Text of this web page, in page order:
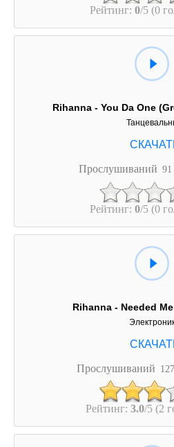
Рейтинг: 0/5 (0
Rihanna - You Da One
Прослушиваний 91
Рейтинг: 0/5 (0
Rihanna - Needed
Прослушиваний 127
Рейтинг: 3.0/5 (2